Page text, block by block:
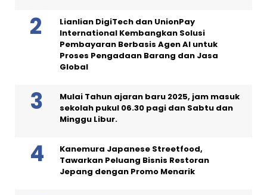
Lianlian DigiTech dan UnionPay
International Kembangkan Solusi
Pembayaran Berbasis Agen AI untuk
Proses Pengadaan Barang dan Jasa
Global
Mulai Tahun ajaran baru 2025, jam masuk
sekolah pukul 06.30 pagi dan Sabtu dan
Minggu Libur.
Kanemura Japanese Streetfood,
Tawarkan Peluang Bisnis Restoran
Jepang dengan Promo Menarik